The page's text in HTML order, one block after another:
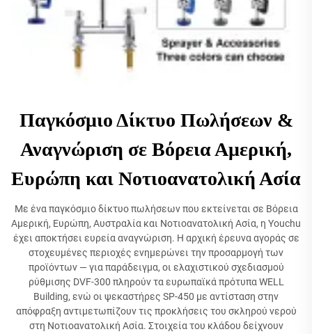
Παγκόσμιο Δίκτυο Πωλήσεων &
Αναγνώριση σε Βόρεια Αμερική,
Ευρώπη και Νοτιοανατολική Ασία
Με ένα παγκόσμιο δίκτυο πωλήσεων που εκτείνεται σε Βόρεια
Αμερική, Ευρώπη, Αυστραλία και Νοτιοανατολική Ασία, η Youchu
έχει αποκτήσει ευρεία αναγνώριση. Η αρχική έρευνα αγοράς σε
στοχευμένες περιοχές ενημερώνει την προσαρμογή των
προϊόντων — για παράδειγμα, οι ελαχιστικού σχεδιασμού
ρύθμισης DVF-300 πληρούν τα ευρωπαϊκά πρότυπα WELL
Building, ενώ οι ψεκαστήρες SP-450 με αντίσταση στην
απόφραξη αντιμετωπίζουν τις προκλήσεις του σκληρού νερού
στη Νοτιοανατολική Ασία. Στοιχεία του κλάδου δείχνουν